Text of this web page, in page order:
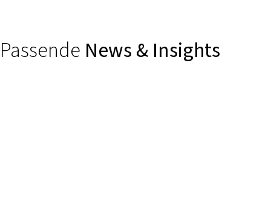
Passende News & Insights